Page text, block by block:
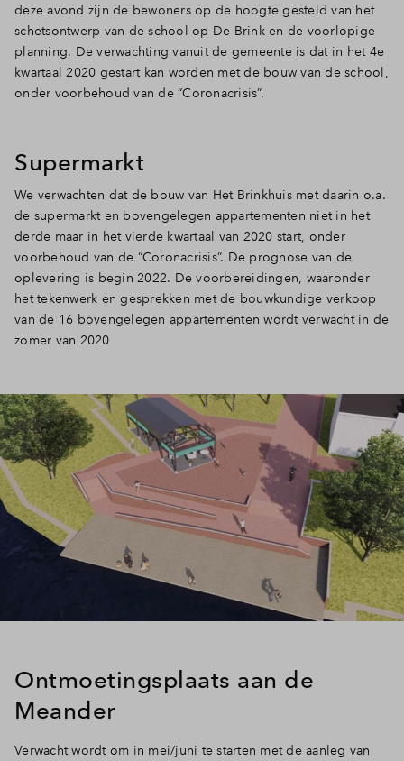
deze avond zijn de bewoners op de hoogte gesteld van het
schetsontwerp van de school op De Brink en de voorlopige
planning. De verwachting vanuit de gemeente is dat in het 4e
kwartaal 2020 gestart kan worden met de bouw van de school,
onder voorbehoud van de “Coronacrisis”.
Supermarkt
We verwachten dat de bouw van Het Brinkhuis met daarin o.a.
de supermarkt en bovengelegen appartementen niet in het
derde maar in het vierde kwartaal van 2020 start, onder
voorbehoud van de “Coronacrisis”. De prognose van de
oplevering is begin 2022. De voorbereidingen, waaronder
het tekenwerk en gesprekken met de bouwkundige verkoop
van de 16 bovengelegen appartementen wordt verwacht in de
zomer van 2020
Ontmoetingsplaats aan de
Meander
Verwacht wordt om in mei/juni te starten met de aanleg van